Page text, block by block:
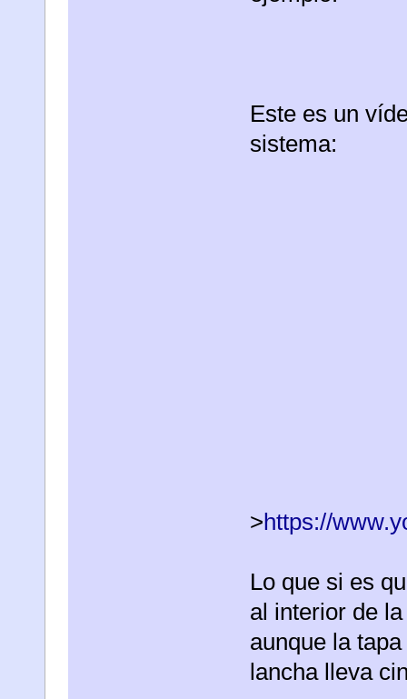
Este es un
sistema:
>https://
Lo que si es
al interior de
aunque la
lancha lleva